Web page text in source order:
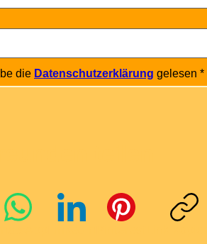
die Datenschutzerklärung gelesen *